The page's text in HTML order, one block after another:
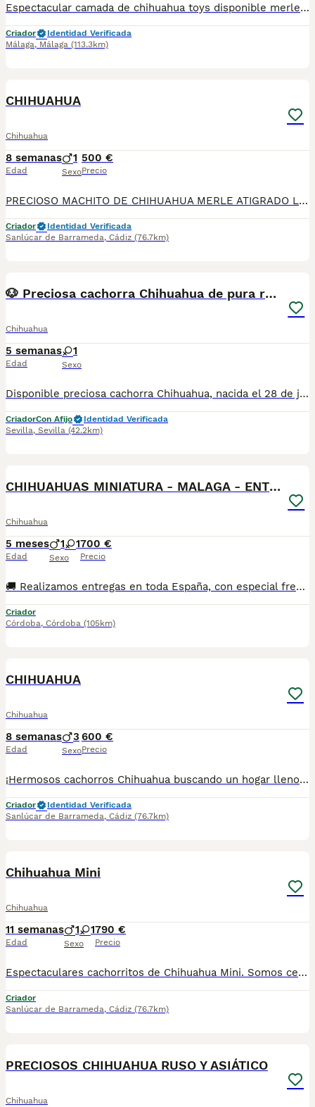
Espectacular camada de chihuahua toys disponible merle Criado en ambiente familiar hay dos machos y una hembra se entrega con su vacuna y desparacitado y su cartilla correspondiente a su edad
Criador
Identidad Verificada
Málaga, Málaga (113.3km)
CHIHUAHUA
Chihuahua
8 semanas
Edad
1
Sexo
500 €
Precio
PRECIOSO MACHITO DE CHIHUAHUA MERLE ATIGRADO LISTO PARA ENTREGA , NO DUDES EN LLAMARNOS PRECIO ECONOMICO
Criador
Identidad Verificada
Sanlúcar de Barrameda, Cádiz (76.7km)
🐶 Preciosa cachorra Chihuahua de pura raza 🐶
Chihuahua
5 semanas
Edad
1
Sexo
Disponible preciosa cachorra Chihuahua, nacida el 28 de junio de 2026. Color: sable, un tono muy bonito y elegante que realza su expresión y belleza. Procede de una excelente línea de sangre, criada en un ambiente familiar, con mucho cariño y una correcta socialización desde sus primeros días de vida. Destaca por su bonita morfología, cabeza tipo manzana, hocico corto y un carácter dulce, cariñoso y equilibrado, ideal como compañera de vida. La cachorra se entregará a partir de los Dos meses de edad, desparasitada según su edad, con cartilla veterinaria, y las vacunas correspondientes. Se enviarán fotos y vídeos actualizados para que puedas seguir su evolución hasta el día de la entrega. Se prioriza la entrega en mano para garantizar el bienestar de la cachorra y que el nuevo propietario pueda conocerla personalmente. También existe la posibilidad de desplazarnos hasta el lugar de entrega, previo acuerdo entre ambas partes. Buscamos una familia responsable que le ofrezca el hogar, el cariño y los cuidados que merece. Para más información, fotos, vídeos o cualquier consulta, no dudes en ponerte en contacto.
CriadorCon Afijo
Identidad Verificada
Sevilla, Sevilla (42.2km)
CHIHUAHUAS MINIATURA - MALAGA - ENTREGA
Chihuahua
5 meses
Edad
1 1
Sexo
700 €
Precio
🚚 Realizamos entregas en toda España, con especial frecuencia en **Andalucía**: Sevilla, Málaga, Cádiz, Córdoba, Granada, Jaén, Huelva y Almería. También entregamos habitualmente en Marbella, Jerez de la Frontera, Estepona, Fuengirola, Benalmádena, Mijas, Dos Hermanas y cualquier punto de España. **Entrega 100% a contrarreembolso.** No tendrás que adelantar el importe del cachorro. Lo recibirás en la puerta de tu casa mediante transporte especializado y podrás comprobar que todo está correcto antes de realizar el pago. Nuestros cachorros se entregan: Vacunados y desparasitados según su edad. Con microchip, cartilla veterinaria y documentación al día. Revisados veterinariamente antes de salir de nuestras instalaciones. Procedentes de excelentes líneas, seleccionadas por salud, carácter y morfología. Perfectamente socializados y acostumbrados al contacto diario con personas. ✅ Iniciados en el aprendizaje para hacer sus necesidades sobre empapador, facilitando su adaptación al nuevo hogar. ✅ Con asesoramiento personalizado antes y después de la entrega. Nuestro objetivo no es vender un cachorro más. Queremos que cada familia reciba un compañero sano, equilibrado y criado con el máximo cuidado desde el primer día. 📩 Si deseas fotografías, vídeos o más información, escríbenos por privado. Estaremos encantados de ayudarte a encontrar el compañero perfecto670864332 . .
Criador
Córdoba, Córdoba (105km)
CHIHUAHUA
Chihuahua
8 semanas
Edad
3
Sexo
600 €
Precio
¡Hermosos cachorros Chihuahua buscando un hogar lleno de amor! ❤️ ✨ Excelente calidad. ✨ Muy juguetones, cariñosos y sociables. ✨ Ideales para compañía. ✨ Tamaño pequeño, perfectos para casa o departamento. 📍 Se entregan sanos y en excelentes condiciones. 📲 Para más información sobre disponibilidad, precio y apartados, envía mensaje privado o comunícate al 624 082 2074. ¡No pierdas la oportunidad de llevar a casa un pequeño compañero que llenará tu vida de amor! 🐾💙
Criador
Identidad Verificada
Sanlúcar de Barrameda, Cádiz (76.7km)
Chihuahua Mini
Chihuahua
11 semanas
Edad
1 1
Sexo
790 €
Precio
Espectaculares cachorritos de Chihuahua Mini. Somos centro de mascotas con años de experiencia. Diariamente cuidamos, supervisamos y mimamos a nuestros cachorritos. Los entregamos con Revisión Veterinaria, Factura de compra, garantía vírica, formulario de reconocimiento de raza pura, junto con su cartilla de vacunación y desparasitacion al día de la entrega. Hacemos envíos a toda la península y Baleares mediante servicio propio de transporte. Posibilidad de pago contrareembolso. Para más información no dude en contactar con nosotros. TLF: 649297709. Solo atiendo wasap o tlf. Gracias
Criador
Sanlúcar de Barrameda, Cádiz (76.7km)
PRECIOSOS CHIHUAHUA RUSO Y ASIÁTICO
Chihuahua